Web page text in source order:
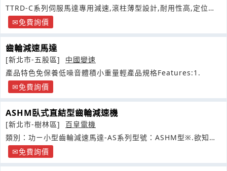
TTRD-C系列伺服馬達專用減速,滾柱薄型設計,耐用性高,定位精
準 免費詢價
齒輪減速馬達
[新北市-五股區]
中國變速
產品特色免保養低噪音體積小重量輕產品規格Features:1.
免費詢價
ASHM臥式直結型齒輪減速機
[新北市-樹林區]
百皇電機
類別：功ㄧ小型齒輪減速馬達-AS系列型號：ASHM型※.欲知下
列資訊免費詢價